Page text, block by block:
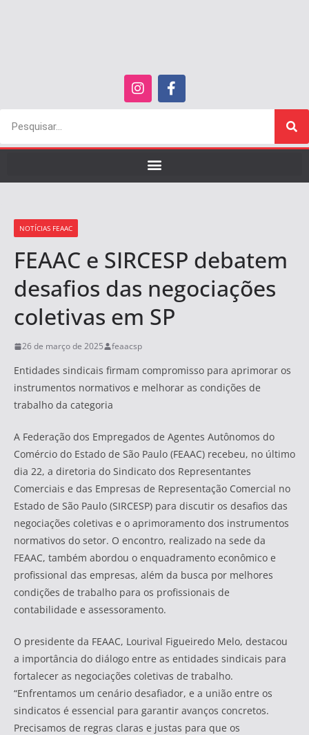
NOTÍCIAS FEAAC
FEAAC e SIRCESP debatem
desafios das negociações
coletivas em SP
26 de março de 2025 feaacsp
Entidades sindicais firmam compromisso para aprimorar os
instrumentos normativos e melhorar as condições de
trabalho da categoria
A Federação dos Empregados de Agentes Autônomos do
Comércio do Estado de São Paulo (FEAAC) recebeu, no último
dia 22, a diretoria do Sindicato dos Representantes
Comerciais e das Empresas de Representação Comercial no
Estado de São Paulo (SIRCESP) para discutir os desafios das
negociações coletivas e o aprimoramento dos instrumentos
normativos do setor. O encontro, realizado na sede da
FEAAC, também abordou o enquadramento econômico e
profissional das empresas, além da busca por melhores
condições de trabalho para os profissionais de
contabilidade e assessoramento.
O presidente da FEAAC, Lourival Figueiredo Melo, destacou
a importância do diálogo entre as entidades sindicais para
fortalecer as negociações coletivas de trabalho.
“Enfrentamos um cenário desafiador, e a união entre os
sindicatos é essencial para garantir avanços concretos.
Precisamos de regras claras e justas para que os